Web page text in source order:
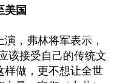
美国
，弗林将军表示，
该接受自己的传统文
样做，更不想让全世